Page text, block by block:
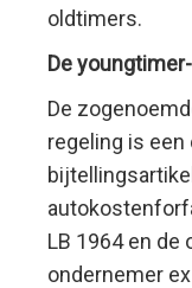
oldtimers.
De
De
regeling is een
LB 1964 en de
ondernemer